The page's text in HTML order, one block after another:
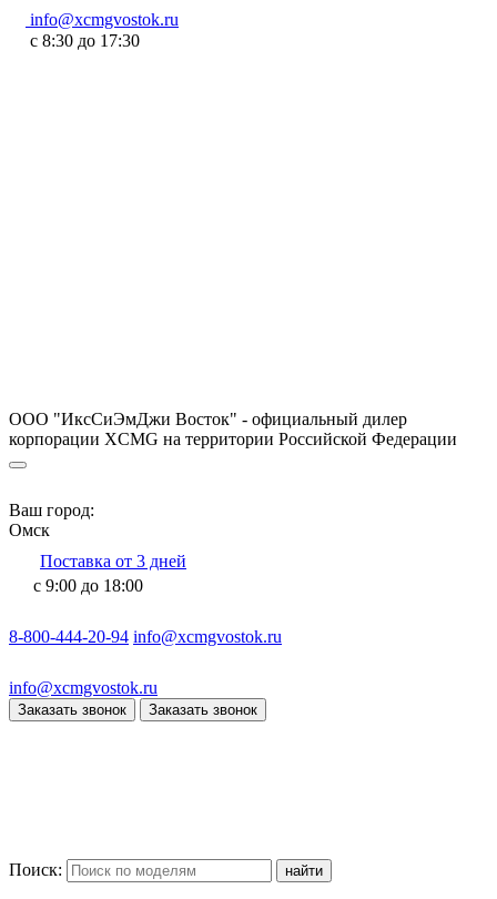
info@xcmgvostok.ru
с 8:30 до 17:30
ООО "ИксСиЭмДжи Восток" - официальный дилер
корпорации XCMG на территории Российской Федерации
Ваш город:
Омск
Поставка от 3 дней
с 9:00 до 18:00
8-800-444-20-94 info@xcmgvostok.ru
info@xcmgvostok.ru
Заказать звонок Заказать звонок
Поиск: